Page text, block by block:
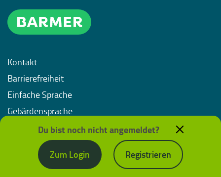
Kontakt
Barrierefreiheit
Einfache Sprache
Gebärdensprache
Impressum
Datenschutz
Nutzungsbedingungen
Du bist noch nicht angemeldet?
Zum Login
Registrieren